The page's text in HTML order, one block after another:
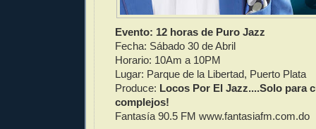
Evento: 12 horas de Puro Jazz
Fecha: Sábado 30 de Abril
Horario: 10Am a 10PM
Lugar: Parque de la Libertad, Puerto Plata
Produce: Locos Por El Jazz....Solo para
complejos!
Fantasía 90.5 FM www.fantasiafm.com.do